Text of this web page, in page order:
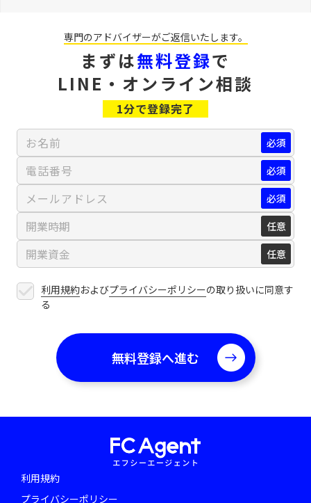
専門のアドバイザーがご返信いたします。
まずは無料登録で
LINE・オンライン相談
1分で登録完了
利用規約およびプライバシーポリシーの取り扱いに同意す
る
利用規約
プライバシーポリシー